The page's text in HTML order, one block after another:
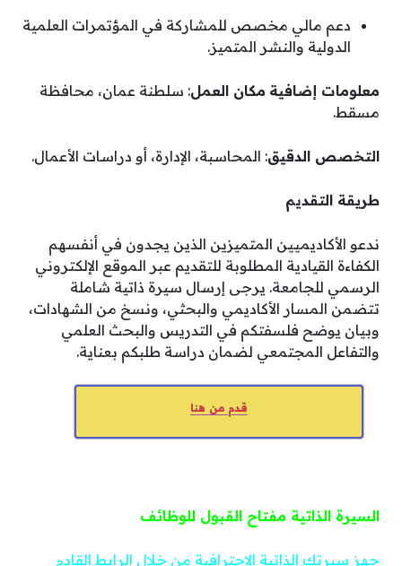
دعم مالي مخصص للمشاركة في المؤتمرات العلمية
الدولية والنشر المتميز.
معلومات إضافية مكان العمل: سلطنة عمان، محافظة
مسقط.
التخصص الدقيق: المحاسبة، الإدارة، أو دراسات الأعمال.
طريقة التقديم
ندعو الأكاديميين المتميزين الذين يجدون في أنفسهم
الكفاءة القيادية المطلوبة للتقديم عبر الموقع الإلكتروني
الرسمي للجامعة. يرجى إرسال سيرة ذاتية شاملة
تتضمن المسار الأكاديمي والبحثي، ونسخ من الشهادات،
وبيان يوضح فلسفتكم في التدريس والبحث العلمي
والتفاعل المجتمعي لضمان دراسة طلبكم بعناية.
قدم من هنا
السيرة الذاتية مفتاح القبول للوظائف
جهز سيرتك الذاتية الاحترافية من خلال الرابط القادم